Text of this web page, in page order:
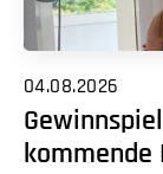
04.08.2026
kommende